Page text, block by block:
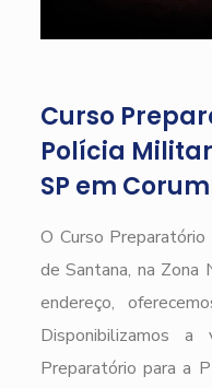
Curso
Polícia
SP em
O Curso
de Santana, na Zona
endereço,
Disponibilizamos
Preparatório para a